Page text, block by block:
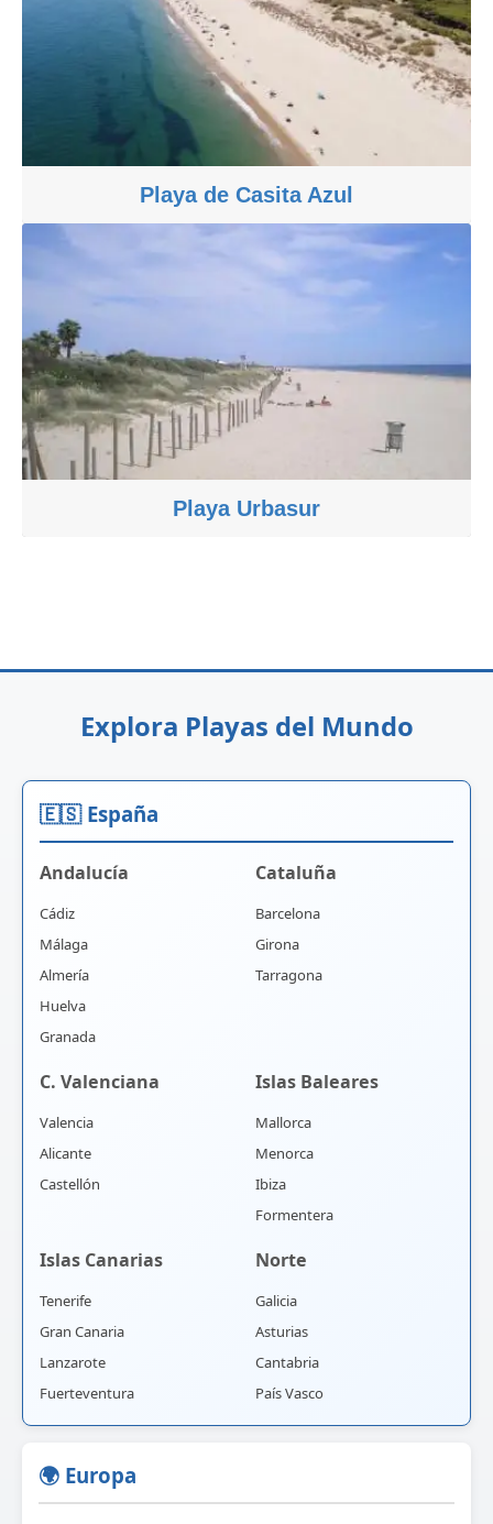
Playa de Casita Azul
Playa Urbasur
Explora Playas del Mundo
🇪🇸 España
Andalucía
Cádiz
Málaga
Almería
Huelva
Granada
Cataluña
Barcelona
Girona
Tarragona
C. Valenciana
Valencia
Alicante
Castellón
Islas Baleares
Mallorca
Menorca
Ibiza
Formentera
Islas Canarias
Tenerife
Gran Canaria
Lanzarote
Fuerteventura
Norte
Galicia
Asturias
Cantabria
País Vasco
🌍 Europa